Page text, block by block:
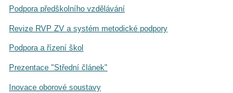
Podpora předškolního vzdělávání
Revize RVP ZV a systém metodické podpory
Podpora a řízení škol
Prezentace "Střední článek"
Inovace oborové soustavy